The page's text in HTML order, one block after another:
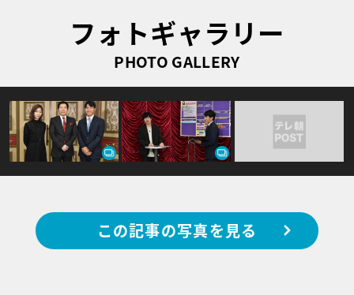
フォトギャラリー
PHOTO GALLERY
この記事の写真を見る